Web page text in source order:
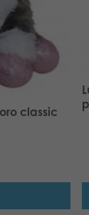
classic